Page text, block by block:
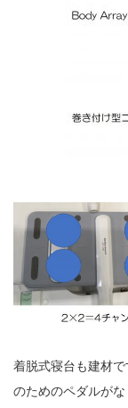
着脱式寝台も建材
のためのペダルが